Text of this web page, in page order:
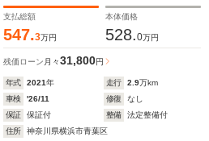
支払総額
547.3万円
本体価格
528.0万円
残価ローン 月々31,800円
年式 2021年 走行 2.9万km
車検
'26/11 修復
なし
保証
保証付 整備
法定整備付
住所
神奈川県横浜市青葉区